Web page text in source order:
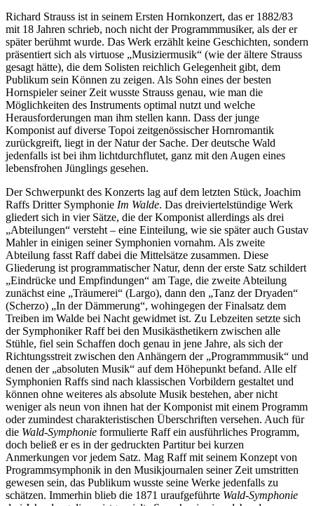
Richard Strauss ist in seinem Ersten Hornkonzert, das er 1882/83
mit 18 Jahren schrieb, noch nicht der Programmmusiker, als der er
später berühmt wurde. Das Werk erzählt keine Geschichten, sondern
präsentiert sich als virtuose „Musiziermusik“ (wie der ältere Strauss
gesagt hätte), die dem Solisten reichlich Gelegenheit gibt, dem
Publikum sein Können zu zeigen. Als Sohn eines der besten
Hornspieler seiner Zeit wusste Strauss genau, wie man die
Möglichkeiten des Instruments optimal nutzt und welche
Herausforderungen man ihm stellen kann. Dass der junge
Komponist auf diverse Topoi zeitgenössischer Hornromantik
zurückgreift, liegt in der Natur der Sache. Der deutsche Wald
jedenfalls ist bei ihm lichtdurchflutet, ganz mit den Augen eines
lebensfrohen Jünglings gesehen.
Der Schwerpunkt des Konzerts lag auf dem letzten Stück, Joachim
Raffs Dritter Symphonie Im Walde. Das dreiviertelstündige Werk
gliedert sich in vier Sätze, die der Komponist allerdings als drei
„Abteilungen“ versteht – eine Einteilung, wie sie später auch Gustav
Mahler in einigen seiner Symphonien vornahm. Als zweite
Abteilung fasst Raff dabei die Mittelsätze zusammen. Diese
Gliederung ist programmatischer Natur, denn der erste Satz schildert
„Eindrücke und Empfindungen“ am Tage, die zweite Abteilung
zunächst eine „Träumerei“ (Largo), dann den „Tanz der Dryaden“
(Scherzo) „In der Dämmerung“, wohingegen der Finalsatz dem
Treiben im Walde bei Nacht gewidmet ist. Zu Lebzeiten setzte sich
der Symphoniker Raff bei den Musikästhetikern zwischen alle
Stühle, fiel sein Schaffen doch genau in jene Jahre, als sich der
Richtungsstreit zwischen den Anhängern der „Programmmusik“ und
denen der „absoluten Musik“ auf dem Höhepunkt befand. Alle elf
Symphonien Raffs sind nach klassischen Vorbildern gestaltet und
können ohne weiteres als absolute Musik bestehen, aber nicht
weniger als neun von ihnen hat der Komponist mit einem Programm
oder zumindest charakteristischen Überschriften versehen. Auch für
die Wald-Symphonie formulierte Raff ein ausführliches Programm,
doch beließ er es in der gedruckten Partitur bei kurzen
Anmerkungen vor jedem Satz. Mag Raff mit seinem Konzept von
Programmsymphonik in den Musikjournalen seiner Zeit umstritten
gewesen sein, das Publikum wusste seine Werke jedenfalls zu
schätzen. Immerhin blieb die 1871 uraufgeführte Wald-Symphonie